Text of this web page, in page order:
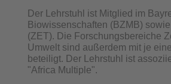
Der Lehrstuhl ist Mitglied im
Biowissenschaften (BZMB)
(ZET). Die Forschungsbereiche
Umwelt sind außerdem mit je
beteiligt. Der Lehrstuhl ist
"Africa Multiple".